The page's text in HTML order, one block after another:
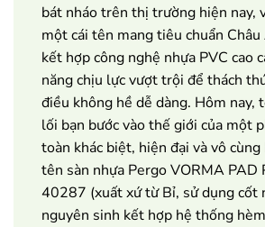
bát nháo trên thị trường hiện nay,
một cái tên mang tiêu chuẩn
kết hợp công nghệ nhựa PVC cao
năng chịu lực vượt trội để thách
điều không hề dễ dàng. Hôm nay,
lối bạn bước vào thế giới của một
toàn khác biệt, hiện đại và vô
tên sàn nhựa Pergo VORMA PAD
40287 (xuất xứ từ Bỉ, sử dụng cốt
nguyên sinh kết hợp hệ thống